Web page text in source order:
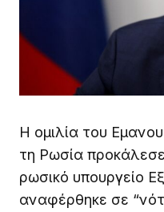
Η ομιλία του
τη Ρωσία
ρωσικό υπουργείο
αναφέρθηκε σε